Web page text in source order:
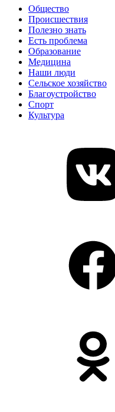
Общество
Происшествия
Полезно знать
Есть проблема
Образование
Медицина
Наши люди
Сельское хозяйство
Благоустройство
Спорт
Культура